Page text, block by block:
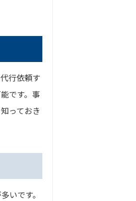
行依頼す
です。事
っておき
いです。